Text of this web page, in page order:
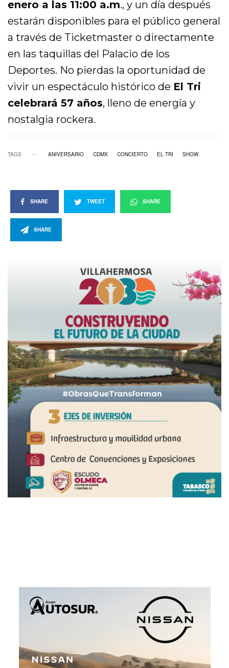
enero a las 11:00 a.m., y un día después
estarán disponibles para el público general
a través de Ticketmaster o directamente
en las taquillas del Palacio de los
Deportes. No pierdas la oportunidad de
vivir un espectáculo histórico de El Tri
celebrará 57 años, lleno de energía y
nostalgia rockera.
TAGS ANIVERSARIO CDMX CONCIERTO EL TRI SHOW
SHARE TWEET SHARE
SHARE